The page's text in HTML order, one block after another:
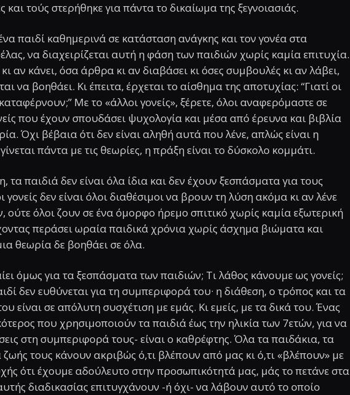
και τούς στερήθηκε για πάντα το δικαίωμα της ξεγνοιασιάς.
παιδί καθημερινά σε κατάσταση ανάγκης και τον γονέα στα
να διαχειρίζεται αυτή η φάση των παιδιών χωρίς καμία επιτυχία.
αν κάνει, όσα άρθρα κι αν διαβάσει κι όσες συμβουλές κι αν λάβει,
να βοηθάει. Κι έπειτα, έρχεται το αίσθημα της αποτυχίας: “Γιατί οι
Με το «άλλοι γονείς», ξέρετε, όλοι αναφερόμαστε σε
που έχουν σπουδάσει ψυχολογία και μέσα από έρευνα και βιβλία
Όχι βέβαια ότι δεν είναι αληθή αυτά που λένε, απλώς είναι η
πάντα με τις θεωρίες, η πράξη είναι το δύσκολο κομμάτι.
τα παιδιά δεν είναι όλα ίδια και δεν έχουν ξεσπάσματα για τους
γονείς δεν είναι όλοι διαθέσιμοι να βρουν τη λύση ακόμα κι αν λένε
ούτε όλοι ζουν σε ένα όμορφο ήρεμο σπιτικό χωρίς καμία εξωτερική
περάσει ωραία παιδικά χρόνια χωρίς άσχημα βιώματα και
θεωρία δε βοηθάει σε όλα.
όμως για τα ξεσπάσματα των παιδιών; Τι λάθος κάνουμε ως γονείς;
δεν ευθύνεται για τη συμπεριφορά του· η διάθεση, ο τρόπος και τα
είναι σε απόλυτη συσχέτιση με εμάς. Κι εμείς, με τα δικά του. Ένας
που χρησιμοποιούν τα παιδιά έως την ηλικία των 7ετών, για να
στη συμπεριφορά τους- είναι ο καθρέφτης. Όλα τα παιδάκια, τα
τους κάνουν ακριβώς ό,τι βλέπουν από μας κι ό,τι «βλέπουν» με
ότι έχουμε αδούλευτο στην προσωπικότητά μας, μάς το πετάνε στα
διαδικασίας επιτυγχάνουν -ή όχι- να λάβουν αυτό το οποίο